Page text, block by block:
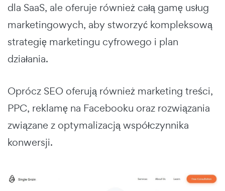
dla SaaS, ale oferuje również całą gamę usług
marketingowych, aby stworzyć kompleksową
strategię marketingu cyfrowego i plan
działania.
Oprócz SEO oferują również marketing treści,
PPC, reklamę na Facebooku oraz rozwiązania
związane z optymalizacją współczynnika
konwersji.